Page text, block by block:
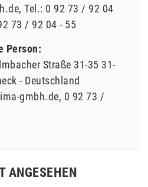
Tel.: 0 92 73 / 92 04
73 / 92 04 - 55
Person:
Straße 31-35 31-
Deutschland
gmbh.de 0 92 73 /
ANGESEHEN